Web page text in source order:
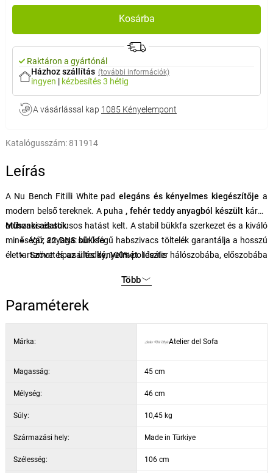
Kosárba
Raktáron a gyártónál
Házhoz szállítás (további információk)
ingyen | kézbesítés3 hétig
A vásárlással kap 1085 Kényelempont
Katalógusszám: 811914
Leírás
A Nu Bench Fitilli White pad elegáns és kényelmes kiegészítője a
modern belső tereknek. A puha , fehér teddy anyagból készült kárpit
otthonos és stílusos hatást kelt. A stabil bükkfa szerkezet és a kiváló
minőségű, 22 DNS sűrűségű habszivacs töltelék garantálja a hosszú
élettartamot ésaz ülés kényelmét.Ideális hálószobába, előszobába
Műszaki adatok:
Váz anyaga: bükkfa
Szövet típusa: teddy, 100% poliészter
Mélység: 46 cm
Ülésvastagság: 22 cm
Szín: fehér
Több
Paraméterek
Márka: Atelier del Sofa
Magasság: 45 cm
Mélység: 46 cm
Súly: 10,45 kg
Származási hely: Made in Türkiye
Szélesség: 106 cm